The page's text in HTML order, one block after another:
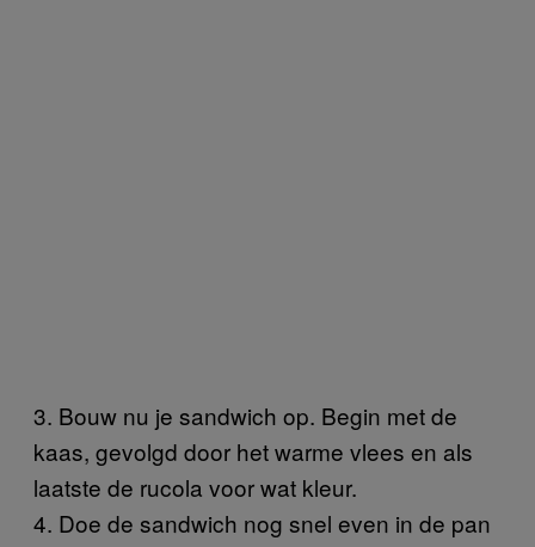
3. Bouw nu je sandwich op. Begin met de
kaas, gevolgd door het warme vlees en als
laatste de rucola voor wat kleur.
4. Doe de sandwich nog snel even in de pan